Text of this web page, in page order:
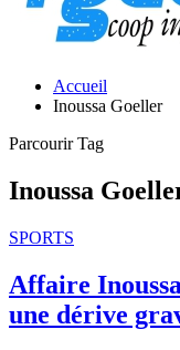
Accueil
Inoussa Goeller
Parcourir Tag
Inoussa
SPORTS
Affaire
une dérive